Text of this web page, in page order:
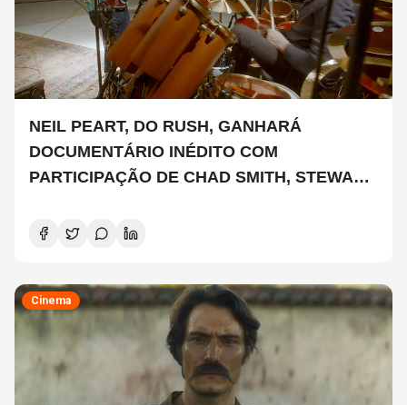
NEIL PEART, DO RUSH, GANHARÁ
DOCUMENTÁRIO INÉDITO COM
PARTICIPAÇÃO DE CHAD SMITH, STEWART
Cinema